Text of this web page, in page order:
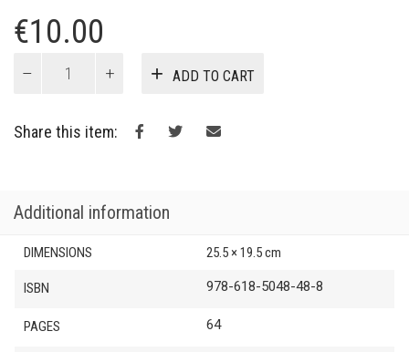
€10.00
ADD TO CART
Share this item:
Additional information
DIMENSIONS 25.5 × 19.5 cm
ISBN 978-618-5048-48-8
PAGES 64